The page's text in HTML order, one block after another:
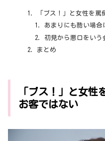
「ブス！」と女性を
あまりにも酷い場合
初見から悪口をいう
まとめ
「ブス！」と女性
お客ではない